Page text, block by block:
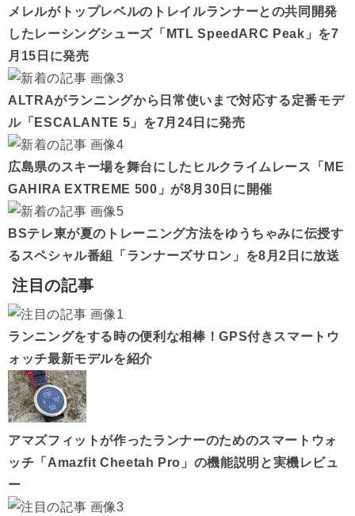
メレルがトップレベルのトレイルランナーとの共同開発
したレーシングシューズ「MTL SpeedARC Peak」を7
月15日に発売
ALTRAがランニングから日常使いまで対応する定番モデ
ル「ESCALANTE 5」を7月24日に発売
広島県のスキー場を舞台にしたヒルクライムレース「ME
GAHIRA EXTREME 500」が8月30日に開催
BSテレ東が夏のトレーニング方法をゆうちゃみに伝授す
るスペシャル番組「ランナーズサロン」を8月2日に放送
注目の記事
ランニングをする時の便利な相棒！GPS付きスマートウ
ォッチ最新モデルを紹介
アマズフィットが作ったランナーのためのスマートウォ
ッチ「Amazfit Cheetah Pro」の機能説明と実機レビュ
ー